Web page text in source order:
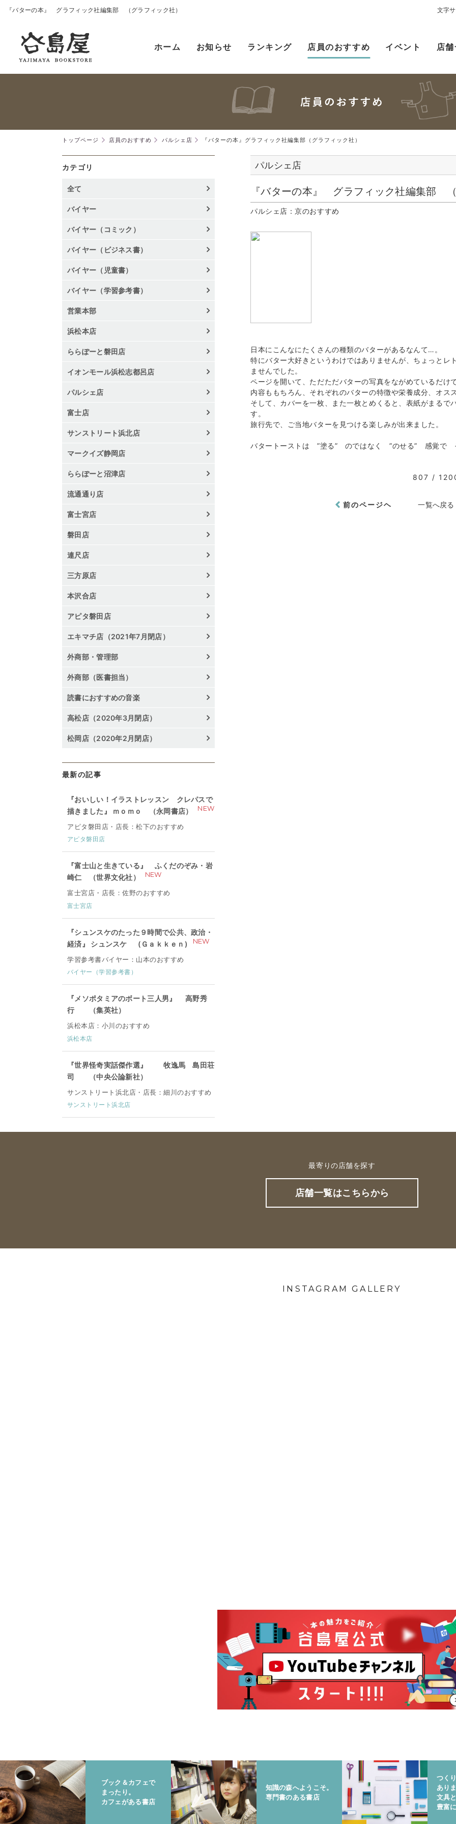
『バターの本』 グラフィック社編集部 （グラフィック社） 文字
ホーム お知らせ ランキング 店員のおすすめ イベント 店
トップページ 店員のおすすめ パルシェ店 『バターの本』グラフィック社編集部（グラフィック社）
パルシェ店
『バターの本』 グラフィック社編集部 （
パルシェ店：京のおすすめ
日本にこんなにたくさんの種類のバターがあるなんて…。
特にバター大好きというわけではありませんが、ちょっとレ
ませんでした。
ページを開いて、ただただバターの写真をながめているだけ
内容ももちろん、それぞれのバターの特徴や栄養成分、オス
そして、カバーを一枚、また一枚とめくると、表紙がまるで
す。
旅行先で、ご当地バターを見つける楽しみが出来ました。
バタートーストは ”塗る” のではなく ”のせる” 感覚で
807 /
前のページヘ 一覧へ戻る
カテゴリ
全て
バイヤー
バイヤー（コミック）
バイヤー（ビジネス書）
バイヤー（児童書）
バイヤー（学習参考書）
営業本部
浜松本店
ららぽーと磐田店
イオンモール浜松志都呂店
パルシェ店
富士店
サンストリート浜北店
マークイズ静岡店
ららぽーと沼津店
流通通り店
富士宮店
磐田店
連尺店
三方原店
本沢合店
アピタ磐田店
エキマチ店（2021年7月閉店）
外商部・管理部
外商部（医書担当）
読書におすすめの音楽
高松店（2020年3月閉店）
松岡店（2020年2月閉店）
最新の記事
『おいしい！イラストレッスン クレパスで
描きました』 ｍｏｍｏ （永岡書店）
NEW
アピタ磐田店・店長：松下のおすすめ
アピタ磐田店
『富士山と生きている』 ふくだのぞみ・岩
崎仁 （世界文化社）
NEW
富士宮店・店長：佐野のおすすめ
富士宮店
『シュンスケのたった９時間で公共、政治・
経済』 シュンスケ (Ｇａｋｋｅｎ)
NEW
学習参考書バイヤー：山本のおすすめ
バイヤー（学習参考書）
『メソポタミアのボート三人男』 高野秀
行 （集英社）
浜松本店：小川のおすすめ
浜松本店
『世界怪奇実話傑作選』 牧逸馬 島田荘
司 （中央公論新社）
サンストリート浜北店・店長：細川のおすすめ
サンストリート浜北店
最寄りの店舗を探す
店舗一覧はこちらから
INSTAGRAM GALLERY
ブック＆カフェで
まったり。
カフェがある書店
知識の森へようこそ。
専門書のある書店
つく
ありま
文具
豊富